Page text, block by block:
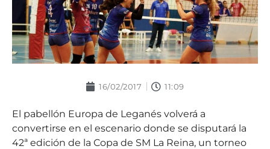
16/02/2017 11:09
El pabellón Europa de Leganés volverá a
convertirse en el escenario donde se disputará la
42ª edición de la Copa de SM La Reina, un torneo